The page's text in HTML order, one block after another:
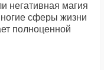
негативная магия
сферы жизни
полноценной